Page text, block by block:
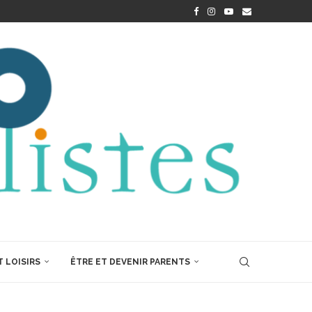
LOISIRS ÊTRE ET DEVENIR PARENTS